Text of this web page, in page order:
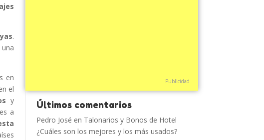
.
en
el
y
a
Publicidad
Últimos comentarios
Pedro José en Talonarios y Bonos de Hotel
¿Cuáles son los mejores y los más usados?